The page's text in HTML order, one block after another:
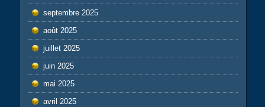
septembre 2025
août 2025
juillet 2025
juin 2025
mai 2025
avril 2025